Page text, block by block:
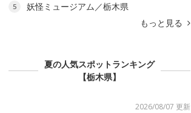
5
妖怪ミュージアム／栃木県
もっと見る
夏の人気スポットランキング
【栃木県】
2026/08/07 更新